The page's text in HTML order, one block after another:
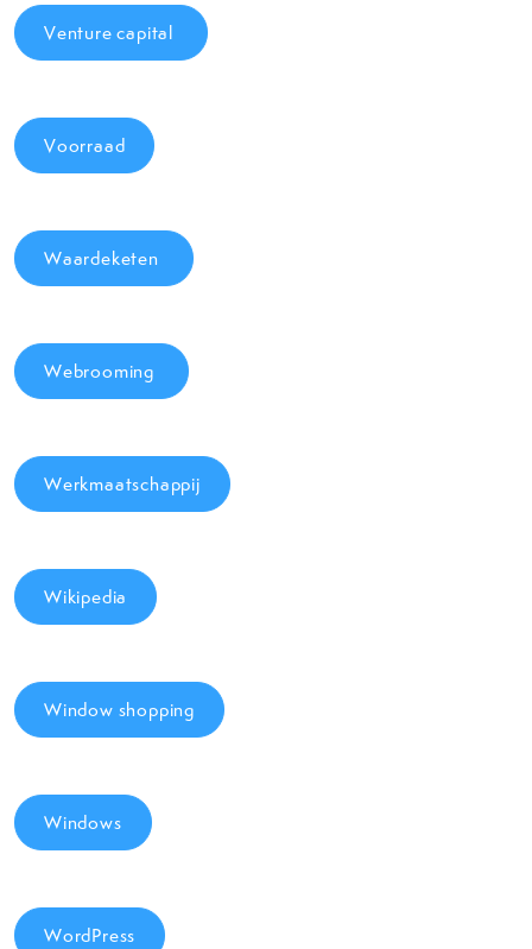
Venture capital
Voorraad
Waardeketen
Webrooming
Werkmaatschappij
Wikipedia
Window shopping
Windows
WordPress